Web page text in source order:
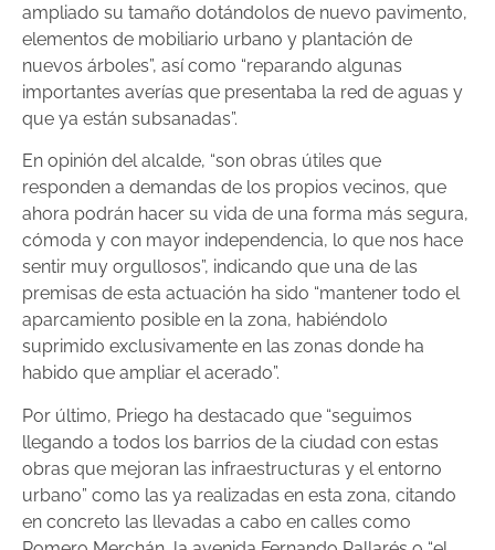
ampliado su tamaño dotándolos de nuevo pavimento,
elementos de mobiliario urbano y plantación de
nuevos árboles”, así como “reparando algunas
importantes averías que presentaba la red de aguas y
que ya están subsanadas”.
En opinión del alcalde, “son obras útiles que
responden a demandas de los propios vecinos, que
ahora podrán hacer su vida de una forma más segura,
cómoda y con mayor independencia, lo que nos hace
sentir muy orgullosos”, indicando que una de las
premisas de esta actuación ha sido “mantener todo el
aparcamiento posible en la zona, habiéndolo
suprimido exclusivamente en las zonas donde ha
habido que ampliar el acerado”.
Por último, Priego ha destacado que “seguimos
llegando a todos los barrios de la ciudad con estas
obras que mejoran las infraestructuras y el entorno
urbano” como las ya realizadas en esta zona, citando
en concreto las llevadas a cabo en calles como